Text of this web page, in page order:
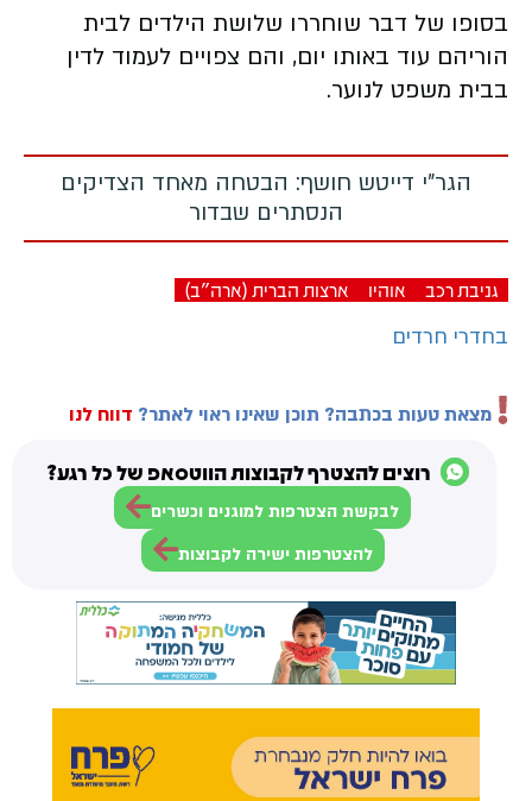
בסופו של דבר שוחררו שלושת הילדים לבית
הוריהם עוד באותו יום, והם צפויים לעמוד לדין
בבית משפט לנוער.
הגר"י דייטש חושף: הבטחה מאחד הצדיקים
הנסתרים שבדור
גניבת רכב אוהיו ארצות הברית (ארה"ב)
בחדרי חרדים
מצאת טעות בכתבה? תוכן שאינו ראוי לאתר? דווח לנו
רוצים להצטרף לקבוצות הווטסאפ של כל רגע?
לבקשת הצטרפות למוגנים וכשרים
להצטרפות ישירה לקבוצות